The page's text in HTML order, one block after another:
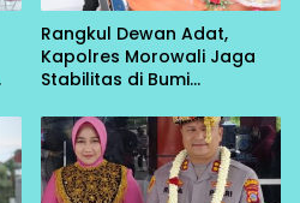
Rangkul Dewan Adat,
Kapolres Morowali Jaga
Stabilitas di Bumi